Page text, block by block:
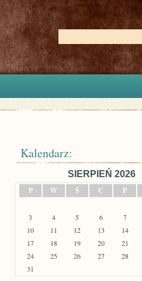
Kalendarz:
SIERPIEŃ 2026
P
W Ś C P
3
4 5 6 7
10
11 12 13 14
17
18 19 20 21
24
25 26 27 28
31